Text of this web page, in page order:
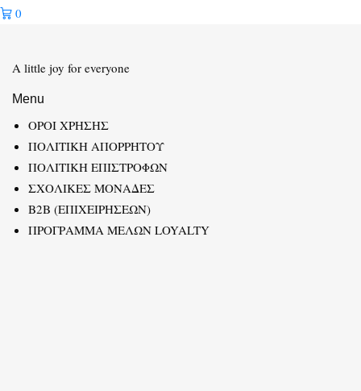
0
A little joy for everyone
Menu
ΟΡΟΙ ΧΡΗΣΗΣ
ΠΟΛΙΤΙΚΗ ΑΠΟΡΡΗΤΟΥ
ΠΟΛΙΤΙΚΗ ΕΠΙΣΤΡΟΦΩΝ
ΣΧΟΛΙΚΕΣ ΜΟΝΑΔΕΣ
B2B (ΕΠΙΧΕΙΡΗΣΕΩΝ)
ΠΡΟΓΡΑΜΜΑ ΜΕΛΩΝ LOYALTY